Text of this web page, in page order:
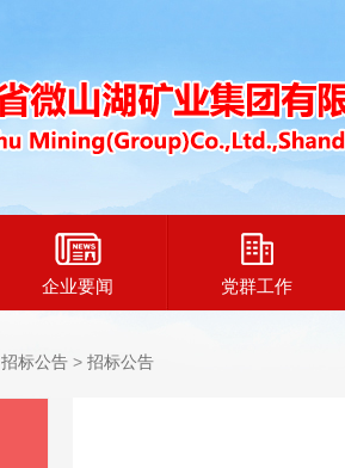
企业要闻 党群工作
招标公告 > 招标公告